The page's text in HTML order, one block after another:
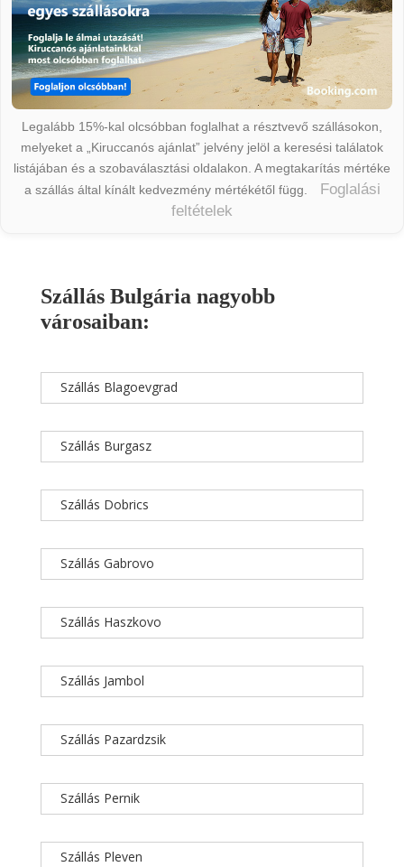
Legalább 15%-kal olcsóbban foglalhat a résztvevő szállásokon,
melyeket a „Kiruccanós ajánlat” jelvény jelöl a keresési találatok
listájában és a szobaválasztási oldalakon. A megtakarítás mértéke
a szállás által kínált kedvezmény mértékétől függ.
Foglalási
feltételek
Szállás Bulgária nagyobb
városaiban:
Szállás Blagoevgrad
Szállás Burgasz
Szállás Dobrics
Szállás Gabrovo
Szállás Haszkovo
Szállás Jambol
Szállás Pazardzsik
Szállás Pernik
Szállás Pleven